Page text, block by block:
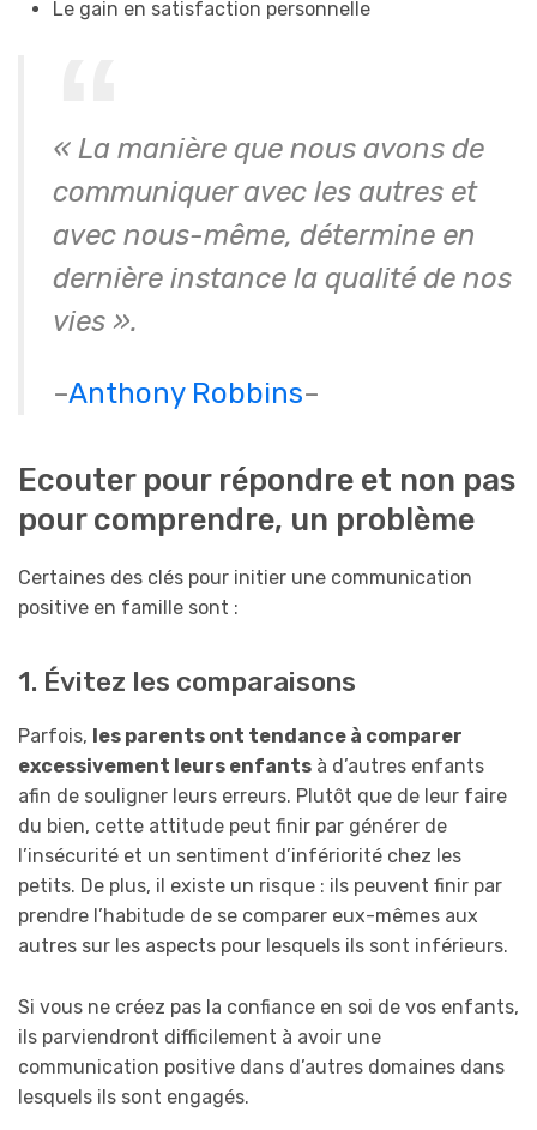
Le gain en satisfaction personnelle
« La manière que nous avons de
communiquer avec les autres et
avec nous-même, détermine en
dernière instance la qualité de nos
vies ».
–Anthony Robbins–
Ecouter pour répondre et non pas
pour comprendre, un problème
Certaines des clés pour initier une communication
positive en famille sont :
1. Évitez les comparaisons
Parfois, les parents ont tendance à comparer
excessivement leurs enfants à d’autres enfants
afin de souligner leurs erreurs. Plutôt que de leur faire
du bien, cette attitude peut finir par générer de
l’insécurité et un sentiment d’infériorité chez les
petits. De plus, il existe un risque : ils peuvent finir par
prendre l’habitude de se comparer eux-mêmes aux
autres sur les aspects pour lesquels ils sont inférieurs.
Si vous ne créez pas la confiance en soi de vos enfants,
ils parviendront difficilement à avoir une
communication positive dans d’autres domaines dans
lesquels ils sont engagés.